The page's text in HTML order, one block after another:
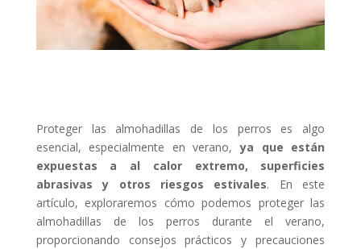
Proteger las almohadillas de los perros es algo
esencial, especialmente en verano,ya que están
expuestas a al calor extremo, superficies
abrasivas y otros riesgos estivales. En este
artículo, exploraremos cómo podemos proteger las
almohadillas de los perros durante el verano,
proporcionando consejos prácticos y precauciones